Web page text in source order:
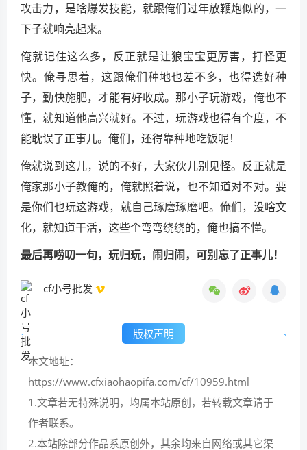
攻击力，是啥爆发技能，就跟俺们过年放鞭炮似的，一
下子就响亮起来。
俺就记住这么多，反正就是让狼宝宝更厉害，打怪更
快。俺寻思着，这跟俺们种地也差不多，也得选好种
子，勤快施肥，才能有好收成。那小子玩游戏，俺也不
懂，就知道他高兴就好。不过，玩游戏也得有个度，不
能耽误了正事儿。俺们，还得靠种地吃饭呢！
俺就说到这儿，说的不好，大家伙儿别见怪。反正就是
俺家那小子教俺的，俺就照着说，也不知道对不对。要
是你们也玩这游戏，就自己琢磨琢磨吧。俺们，没啥文
化，就知道干活，这些个弯弯绕绕的，俺也搞不懂。
最后再唠叨一句，玩归玩，闹归闹，可别忘了正事儿！
cf小号批发
版权声明
本文地址：
https://www.cfxiaohaopifa.com/cf/10959.html
1.文章若无特殊说明，均属本站原创，若转载文章请于
作者联系。
2.本站除部分作品系原创外，其余均来自网络或其它渠